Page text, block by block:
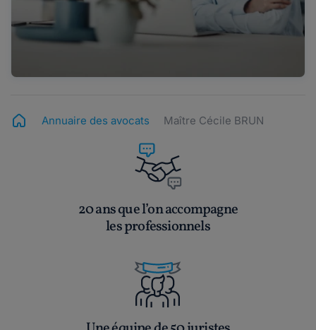
Annuaire des avocats Maître Cécile BRUN
20 ans que l’on accompagne
les professionnels